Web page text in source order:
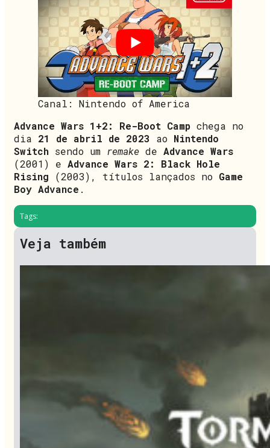
Canal: Nintendo of America
Advance Wars 1+2: Re-Boot Camp chega no
dia 21 de abril de 2023 ao Nintendo
Switch sendo um remake de Advance Wars
(2001) e Advance Wars 2: Black Hole
Rising (2003), títulos lançados no Game
Boy Advance .
Tags:
Veja também